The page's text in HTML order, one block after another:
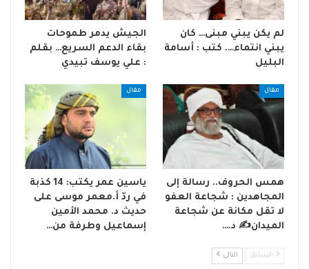
لم يكن يبني مبنى… كان
يبني انتماء…. كتب : أسامة
البليل
الجيش يدمر طموحات
بقاء الدعم السريع… بقلم
: علي يوسف تبيدي
مقال
همس الحروف.. رسالة إلى
المجاهدين : شجاعة العفو
لا تقل مكانة عن شجاعة
الميدان✍️ د.…
مقال
ياسين عمر يكتب: 14 كذبة
في ردّ أ.معمر موسى على
حديث د. محمد الأمين
إسماعيل وطرفة من…
السابق التالي